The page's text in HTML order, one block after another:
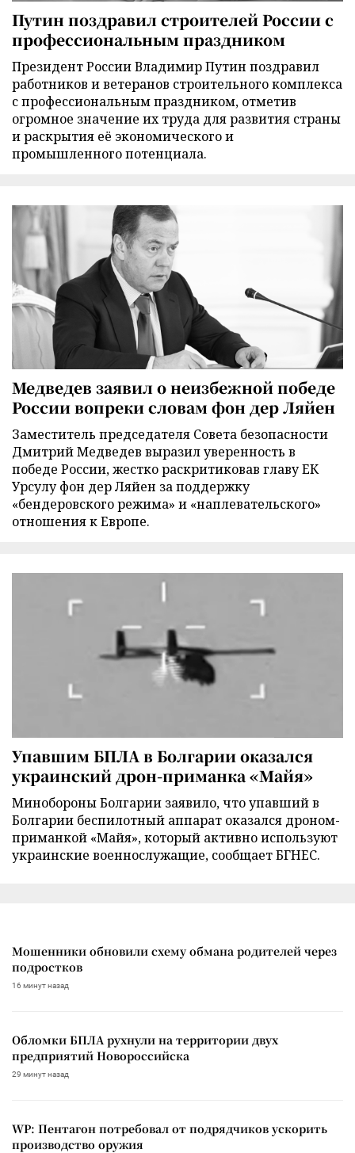
Путин поздравил строителей России с
профессиональным праздником
Президент России Владимир Путин поздравил
работников и ветеранов строительного комплекса
с профессиональным праздником, отметив
огромное значение их труда для развития страны
и раскрытия её экономического и
промышленного потенциала.
Медведев заявил о неизбежной победе
России вопреки словам фон дер Ляйен
Заместитель председателя Совета безопасности
Дмитрий Медведев выразил уверенность в
победе России, жестко раскритиковав главу ЕК
Урсулу фон дер Ляйен за поддержку
«бендеровского режима» и «наплевательского»
отношения к Европе.
Упавшим БПЛА в Болгарии оказался
украинский дрон-приманка «Майя»
Минобороны Болгарии заявило, что упавший в
Болгарии беспилотный аппарат оказался дроном-
приманкой «Майя», который активно используют
украинские военнослужащие, сообщает БГНЕС.
Мошенники обновили схему обмана родителей через
подростков
16 минут назад
Обломки БПЛА рухнули на территории двух
предприятий Новороссийска
29 минут назад
WP: Пентагон потребовал от подрядчиков ускорить
производство оружия